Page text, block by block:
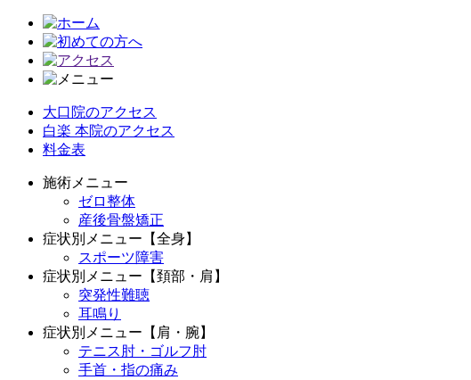
大口院のアクセス
白楽 本院のアクセス
料金表
施術メニュー
ゼロ整体
産後骨盤矯正
症状別メニュー【全身】
スポーツ障害
症状別メニュー【頚部・肩】
突発性難聴
耳鳴り
症状別メニュー【肩・腕】
テニス肘・ゴルフ肘
手首・指の痛み